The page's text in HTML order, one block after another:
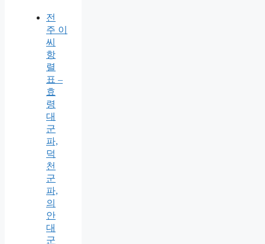
전
주 이
씨
항
렬
표 –
효
령
대
군
파,
덕
천
군
파,
의
안
대
군